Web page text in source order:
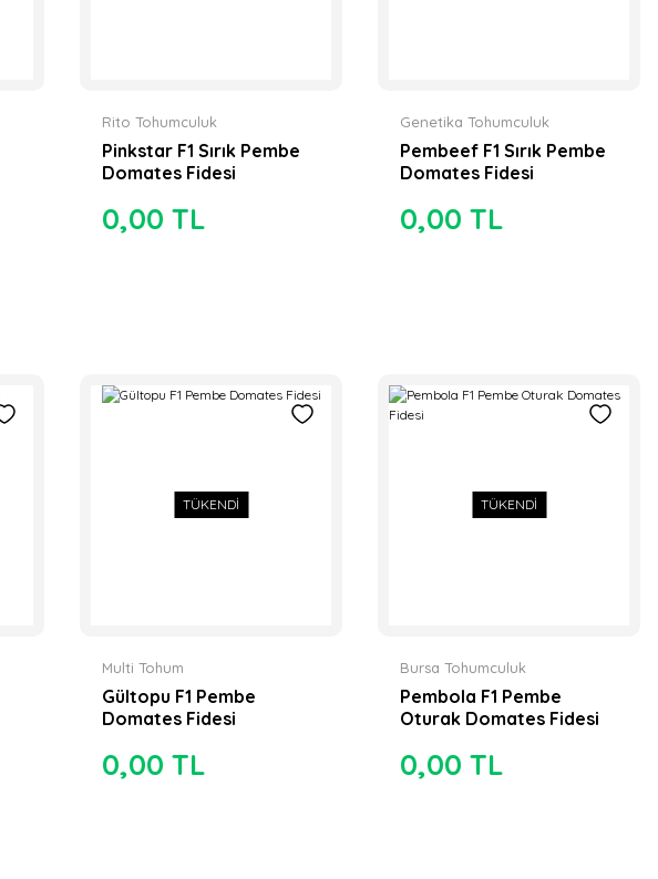
Rito Tohumculuk
Pinkstar F1 Sırık Pembe
Domates Fidesi
0,00 TL
Genetika Tohumculuk
Pembeef F1 Sırık Pembe
Domates Fidesi
0,00 TL
TÜKENDİ
Multi Tohum
Gültopu F1 Pembe
Domates Fidesi
0,00 TL
TÜKENDİ
Bursa Tohumculuk
Pembola F1 Pembe
Oturak Domates Fidesi
0,00 TL